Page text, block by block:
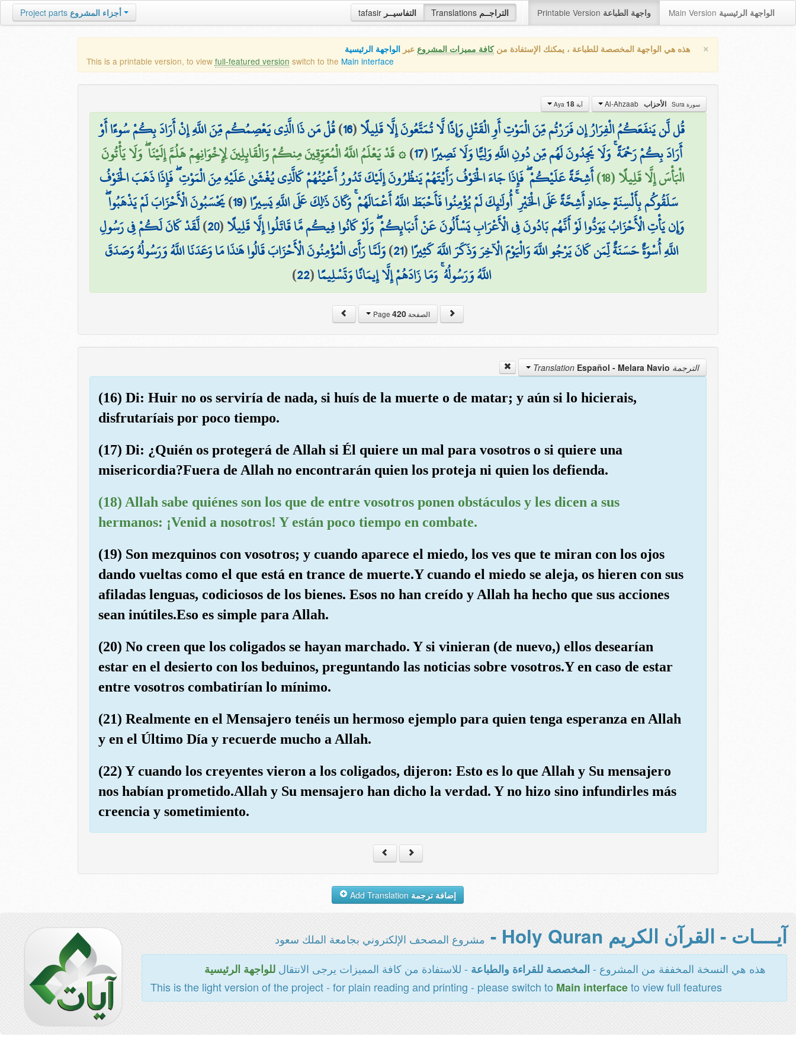
tafasir التفاسيــر Translations التراجــم Printable Version واجهة الطباعة Main Version الواجهة الرئيسية Project parts أجزاء المشروع
× هذه هي الواجهة المخصصة للطباعة ، يمكنك الإستفادة منكافة مميزات المشروع عبر الواجهة الرئيسية
This is a printable version, to view full-featured version switch to the Main interface
سورة Sura الأحزاب آية Aya 18
قُل لَّن يَنفَعَكُمُ الْفِرَارُ إِن فَرَرْتُم مِّنَ الْمَوْتِ أَوِ الْقَتْلِ وَإِذًا لَّا تُمَتَّعُونَ إِلَّا قَلِيلًا(
16
)قُلْ مَن ذَا الَّذِي يَعْصِمُكُم مِّنَ اللَّهِ إِنْ أَرَادَ بِكُمْ سُوءًا أَوْ
أَرَادَ بِكُمْ رَحْمَةً ۚ وَلَا يَجِدُونَ لَهُم مِّن دُونِ اللَّهِ وَلِيًّا وَلَا نَصِيرًا(
17
)۞ قَدْ يَعْلَمُ اللَّهُ الْمُعَوِّقِينَ مِنكُمْ وَالْقَائِلِينَ لِإِخْوَانِهِمْ هَلُمَّ إِلَيْنَا ۖ وَلَا يَأْتُونَ
الْبَأْسَ إِلَّا قَلِيلًا (18)
أَشِحَّةً عَلَيْكُمْ ۖ فَإِذَا جَاءَ الْخَوْفُ رَأَيْتَهُمْ يَنظُرُونَ إِلَيْكَ تَدُورُ أَعْيُنُهُمْ كَالَّذِي يُغْشَىٰ عَلَيْهِ مِنَ الْمَوْتِ ۖ فَإِذَا ذَهَبَ الْخَوْفُ
سَلَقُوكُم بِأَلْسِنَةٍ حِدَادٍ أَشِحَّةً عَلَى الْخَيْرِ ۚ أُولَٰئِكَ لَمْ يُؤْمِنُوا فَأَحْبَطَ اللَّهُ أَعْمَالَهُمْ ۚ وَكَانَ ذَٰلِكَ عَلَى اللَّهِ يَسِيرًا(
19
)يَحْسَبُونَ الْأَحْزَابَ لَمْ يَذْهَبُوا ۖ
وَإِن يَأْتِ الْأَحْزَابُ يَوَدُّوا لَوْ أَنَّهُم بَادُونَ فِي الْأَعْرَابِ يَسْأَلُونَ عَنْ أَنبَائِكُمْ ۖ وَلَوْ كَانُوا فِيكُم مَّا قَاتَلُوا إِلَّا قَلِيلًا(
20
)لَّقَدْ كَانَ لَكُمْ فِي رَسُولِ
اللَّهِ أُسْوَةٌ حَسَنَةٌ لِّمَن كَانَ يَرْجُو اللَّهَ وَالْيَوْمَ الْآخِرَ وَذَكَرَ اللَّهَ كَثِيرًا(
21
)وَلَمَّا رَأَى الْمُؤْمِنُونَ الْأَحْزَابَ قَالُوا هَٰذَا مَا وَعَدَنَا اللَّهُ وَرَسُولُهُ وَصَدَقَ
اللَّهُ وَرَسُولُهُ ۚ وَمَا زَادَهُمْ إِلَّا إِيمَانًا وَتَسْلِيمًا(
22
)
الصفحة Page420
الترجمة Translation Español - Melara Navio
(16) Di: Huir no os serviría de nada, si huís de la muerte o de matar; y aún si lo hicierais,
disfrutaríais por poco tiempo.
(17) Di: ¿Quién os protegerá de Allah si Él quiere un mal para vosotros o si quiere una
misericordia?Fuera de Allah no encontrarán quien los proteja ni quien los defienda.
(18) Allah sabe quiénes son los que de entre vosotros ponen obstáculos y les dicen a sus
hermanos: ¡Venid a nosotros! Y están poco tiempo en combate.
(19) Son mezquinos con vosotros; y cuando aparece el miedo, los ves que te miran con los ojos
dando vueltas como el que está en trance de muerte.Y cuando el miedo se aleja, os hieren con sus
afiladas lenguas, codiciosos de los bienes. Esos no han creído y Allah ha hecho que sus acciones
sean inútiles.Eso es simple para Allah.
(20) No creen que los coligados se hayan marchado. Y si vinieran (de nuevo,) ellos desearían
estar en el desierto con los beduinos, preguntando las noticias sobre vosotros.Y en caso de estar
entre vosotros combatirían lo mínimo.
(21) Realmente en el Mensajero tenéis un hermoso ejemplo para quien tenga esperanza en Allah
y en el Último Día y recuerde mucho a Allah.
(22) Y cuando los creyentes vieron a los coligados, dijeron: Esto es lo que Allah y Su mensajero
nos habían prometido.Allah y Su mensajero han dicho la verdad. Y no hizo sino infundirles más
creencia y sometimiento.
إضافة ترجمة
آيــــات - القرآن الكريم Holy Quran - مشروع المصحف الإلكتروني بجامعة الملك سعود
هذه هي النسخة المخففة من المشروع - المخصصة للقراءة والطباعة - للاستفادة من كافة المميزات يرجى الانتقالللواجهة الرئيسية
This is the light version of the project - for plain reading and printing - please switch to Main interfaceto view full features